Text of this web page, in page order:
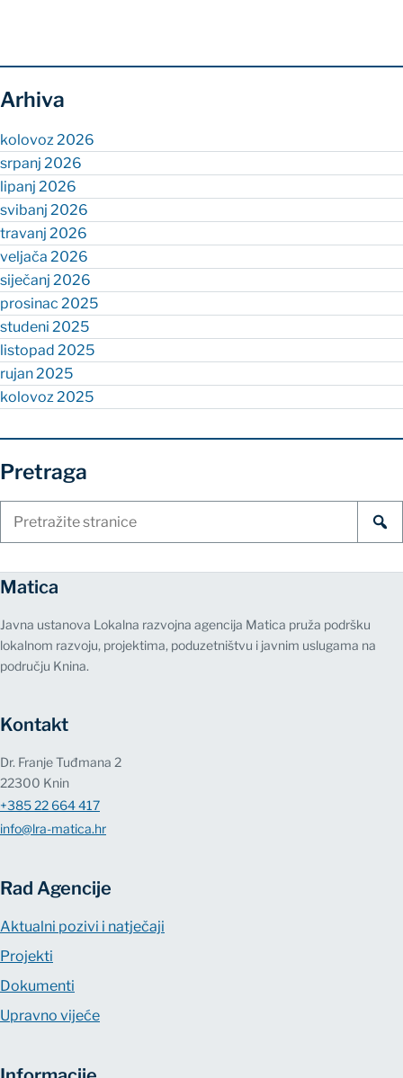
Arhiva
kolovoz 2026
srpanj 2026
lipanj 2026
svibanj 2026
travanj 2026
veljača 2026
siječanj 2026
prosinac 2025
studeni 2025
listopad 2025
rujan 2025
kolovoz 2025
Pretraga
Matica
Javna ustanova Lokalna razvojna agencija Matica pruža podršku
lokalnom razvoju, projektima, poduzetništvu i javnim uslugama na
području Knina.
Kontakt
Dr. Franje Tuđmana 2
22300 Knin
+385 22 664 417
info@lra-matica.hr
Rad Agencije
Aktualni pozivi i natječaji
Projekti
Dokumenti
Upravno vijeće